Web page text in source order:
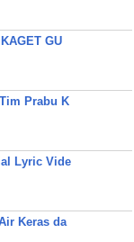
GU
Prabu K
Lyric Vide
Keras da